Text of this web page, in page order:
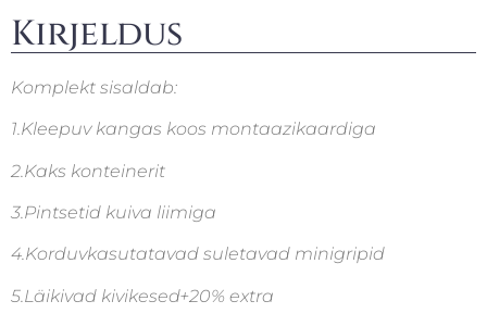
Kirjeldus
Komplekt sisaldab:
1.Kleepuv kangas koos montaazikaardiga
2.Kaks konteinerit
3.Pintsetid kuiva liimiga
4.Korduvkasutatavad suletavad minigripid
5.Läikivad kivikesed+20% extra